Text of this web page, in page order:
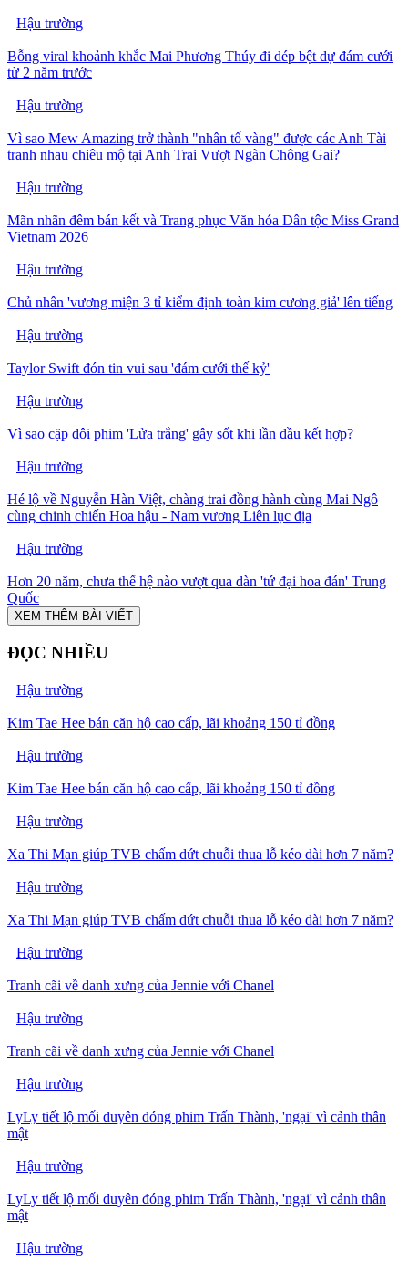
Hậu trường
Bỗng viral khoảnh khắc Mai Phương Thúy đi dép bệt dự đám cưới
từ 2 năm trước
Hậu trường
Vì sao Mew Amazing trở thành "nhân tố vàng" được các Anh Tài
tranh nhau chiêu mộ tại Anh Trai Vượt Ngàn Chông Gai?
Hậu trường
Mãn nhãn đêm bán kết và Trang phục Văn hóa Dân tộc Miss Grand
Vietnam 2026
Hậu trường
Chủ nhân 'vương miện 3 tỉ kiểm định toàn kim cương giả' lên tiếng
Hậu trường
Taylor Swift đón tin vui sau 'đám cưới thế kỷ'
Hậu trường
Vì sao cặp đôi phim 'Lửa trắng' gây sốt khi lần đầu kết hợp?
Hậu trường
Hé lộ về Nguyễn Hàn Việt, chàng trai đồng hành cùng Mai Ngô
cùng chinh chiến Hoa hậu - Nam vương Liên lục địa
Hậu trường
Hơn 20 năm, chưa thế hệ nào vượt qua dàn 'tứ đại hoa đán' Trung
Quốc
XEM THÊM BÀI VIẾT
ĐỌC NHIỀU
Hậu trường
Kim Tae Hee bán căn hộ cao cấp, lãi khoảng 150 tỉ đồng
Hậu trường
Kim Tae Hee bán căn hộ cao cấp, lãi khoảng 150 tỉ đồng
Hậu trường
Xa Thi Mạn giúp TVB chấm dứt chuỗi thua lỗ kéo dài hơn 7 năm?
Hậu trường
Xa Thi Mạn giúp TVB chấm dứt chuỗi thua lỗ kéo dài hơn 7 năm?
Hậu trường
Tranh cãi về danh xưng của Jennie với Chanel
Hậu trường
Tranh cãi về danh xưng của Jennie với Chanel
Hậu trường
LyLy tiết lộ mối duyên đóng phim Trấn Thành, 'ngại' vì cảnh thân
mật
Hậu trường
LyLy tiết lộ mối duyên đóng phim Trấn Thành, 'ngại' vì cảnh thân
mật
Hậu trường